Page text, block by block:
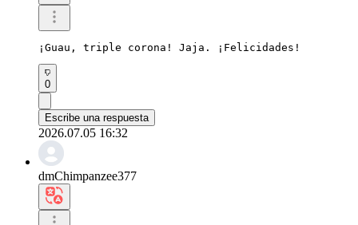
¡Guau, triple corona! Jaja. ¡Felicidades!
0
Escribe una respuesta
2026.07.05 16:32
dmChimpanzee377